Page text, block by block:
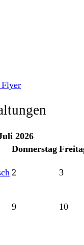
2026
Donnerstag
2 3
9 10